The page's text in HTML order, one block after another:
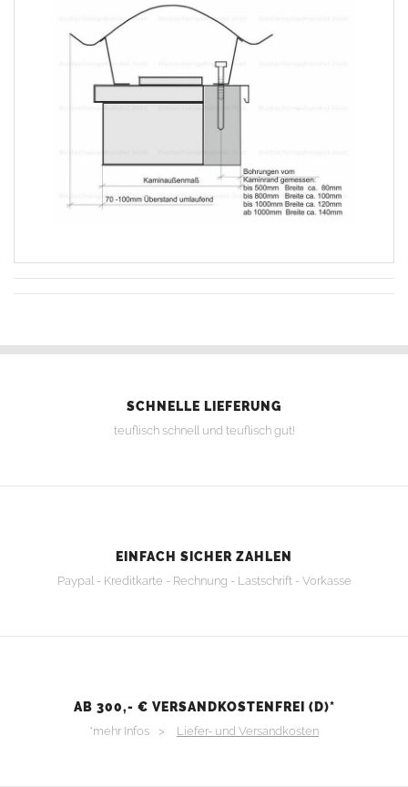
SCHNELLE LIEFERUNG
teuflisch schnell und teuflisch gut!
EINFACH SICHER ZAHLEN
Paypal - Kreditkarte - Rechnung - Lastschrift - Vorkasse
AB 300,- € VERSANDKOSTENFREI (D)*
*mehr Infos > Liefer- und Versandkosten